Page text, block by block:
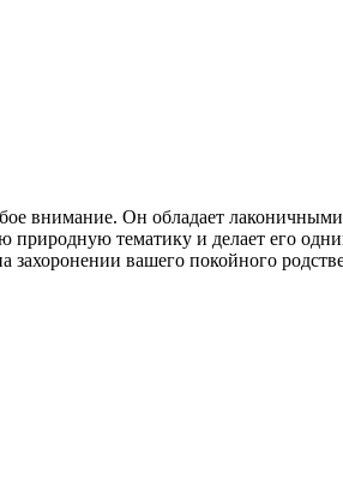
внимание. Он обладает
тематику и делает его
вашего покойного